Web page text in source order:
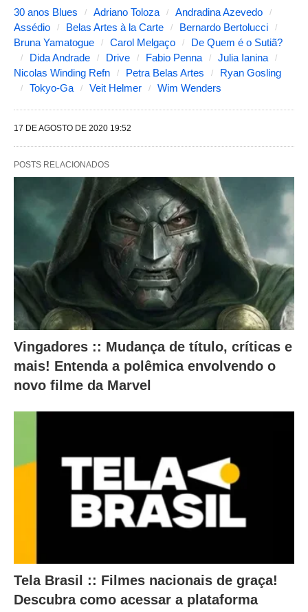
n
t
e
s
l
t
e
r
o
a
30 anos Blues Adriano Toloza
Andradina Azevedo
Assédio
Belas Artes à la Carte
Bernardo Bertolucci
Bruna Yamatogue
Carol Melgaço
De Quem é o Sutiã?
Dida Andrade
Drive Fabio Penna
Julia Ianina
Nicolas Winding Refn
Petra Belas Artes
Ryan Gosling
Tokyo-Ga
Veit Helmer Wim Wenders
17 DE AGOSTO DE 2020 19:52
POSTS RELACIONADOS
Vingadores :: Mudança de título, críticas e
mais! Entenda a polêmica envolvendo o
novo filme da Marvel
Tela Brasil :: Filmes nacionais de graça!
Descubra como acessar a plataforma